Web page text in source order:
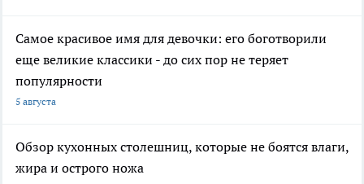
Самое красивое имя для девочки: его боготворили
еще великие классики - до сих пор не теряет
популярности
5 августа
Обзор кухонных столешниц, которые не боятся влаги,
жира и острого ножа